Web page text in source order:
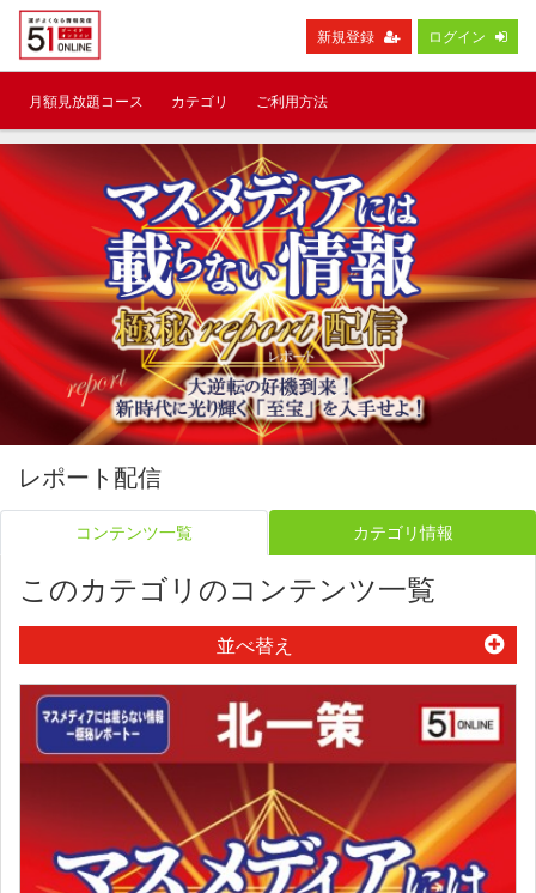
新規登録 ログイン
月額見放題コース カテゴリ ご利用方法
レポート配信
コンテンツ一覧 カテゴリ情報
このカテゴリのコンテンツ一覧
並べ替え